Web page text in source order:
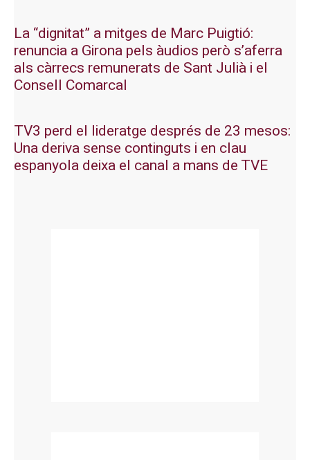
La “dignitat” a mitges de Marc Puigtió:
renuncia a Girona pels àudios però s’aferra
als càrrecs remunerats de Sant Julià i el
Consell Comarcal
TV3 perd el lideratge després de 23 mesos:
Una deriva sense continguts i en clau
espanyola deixa el canal a mans de TVE